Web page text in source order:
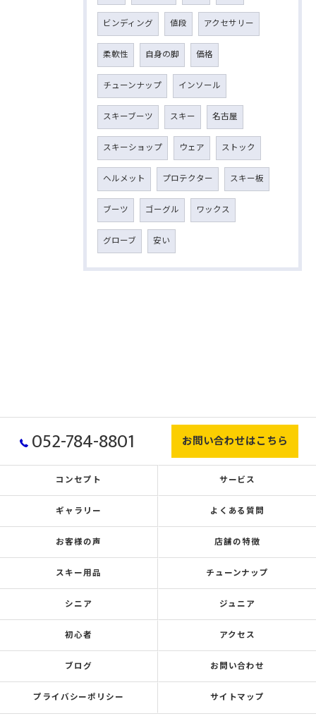
ビンディング 値段 アクセサリー
柔軟性 自身の脚 価格
チューンナップ インソール
スキーブーツ スキー 名古屋
スキーショップ ウェア ストック
ヘルメット プロテクター スキー板
ブーツ ゴーグル ワックス
グローブ 安い
052-784-8801 お問い合わせはこちら
コンセプト サービス
ギャラリー よくある質問
お客様の声 店舗の特徴
スキー用品 チューンナップ
シニア ジュニア
初心者 アクセス
ブログ お問い合わせ
プライバシーポリシー サイトマップ